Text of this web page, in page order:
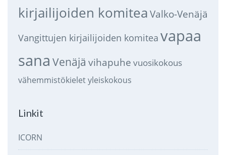
kirjailijoiden komitea Valko-Venäjä
Vangittujen kirjailijoiden komitea vapaa
sana Venäjä vihapuhe vuosikokous
vähemmistökieletyleiskokous
Linkit
ICORN